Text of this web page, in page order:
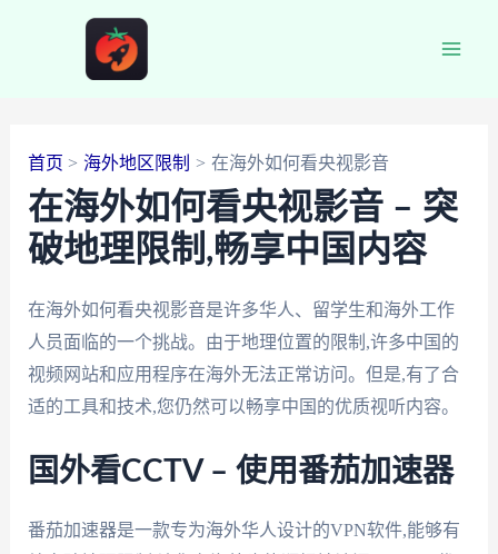
首页 海外地区限制 在海外如何看央视影音
在海外如何看央视影音 – 突
破地理限制,畅享中国内容
在海外如何看央视影音是许多华人、留学生和海外工作
人员面临的一个挑战。由于地理位置的限制,许多中国的
视频网站和应用程序在海外无法正常访问。但是,有了合
适的工具和技术,您仍然可以畅享中国的优质视听内容。
国外看CCTV – 使用番茄加速器
番茄加速器是一款专为海外华人设计的VPN软件,能够有